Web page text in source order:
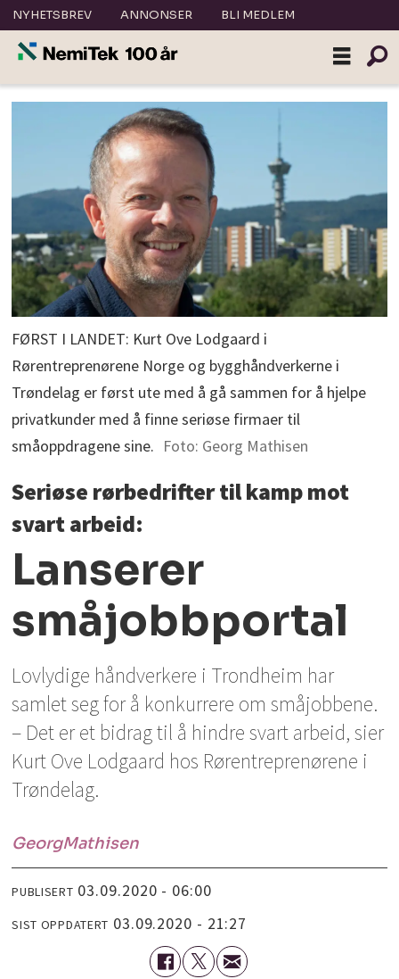
NYHETSBREV ANNONSER BLI MEDLEM
FØRST I LANDET: Kurt Ove Lodgaard i
Rørentreprenørene Norge og bygghåndverkerne i
Trøndelag er først ute med å gå sammen for å hjelpe
privatkunder med å finne seriøse firmaer til
småoppdragene sine. Foto: Georg Mathisen
Seriøse rørbedrifter til kamp mot
svart arbeid:
Lanserer
småjobbportal
Lovlydige håndverkere i Trondheim har
samlet seg for å konkurrere om småjobbene.
– Det er et bidrag til å hindre svart arbeid, sier
Kurt Ove Lodgaard hos Rørentreprenørene i
Trøndelag.
GeorgMathisen
PUBLISERT 03.09.2020 - 06:00
SIST OPPDATERT 03.09.2020 - 21:27